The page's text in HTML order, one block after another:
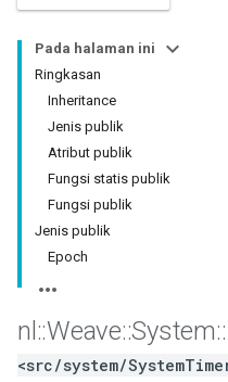
Pada halaman ini
Ringkasan
Inheritance
Jenis publik
Atribut publik
Fungsi statis publik
Fungsi publik
Jenis publik
Epoch
nl ::Weave::System::
<src/system/